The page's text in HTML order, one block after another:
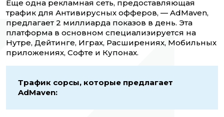
Еще одна рекламная сеть, предоставляющая
трафик для Антивирусных офферов, — AdMaven,
предлагает 2 миллиарда показов в день. Эта
платформа в основном специализируется на
Нутре, Дейтинге, Играх, Расширениях, Мобильных
приложениях, Софте и Купонах.
Трафик сорсы, которые предлагает
AdMaven: